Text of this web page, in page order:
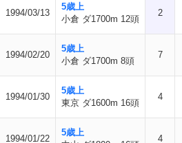
1994/03/13
5歳上
小倉 ダ1700m 12頭
2
1994/02/20
5歳上
小倉 ダ1700m 8頭
7
1994/01/30
5歳上
東京 ダ1600m 16頭
4
1994/01/22
5歳上
4